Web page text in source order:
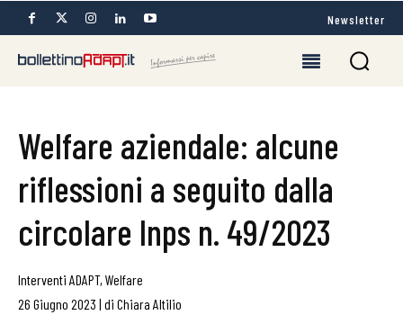
Newsletter
Welfare aziendale: alcune
riflessioni a seguito dalla
circolare Inps n. 49/2023
Interventi ADAPT, Welfare
26 Giugno 2023 | di Chiara Altilio